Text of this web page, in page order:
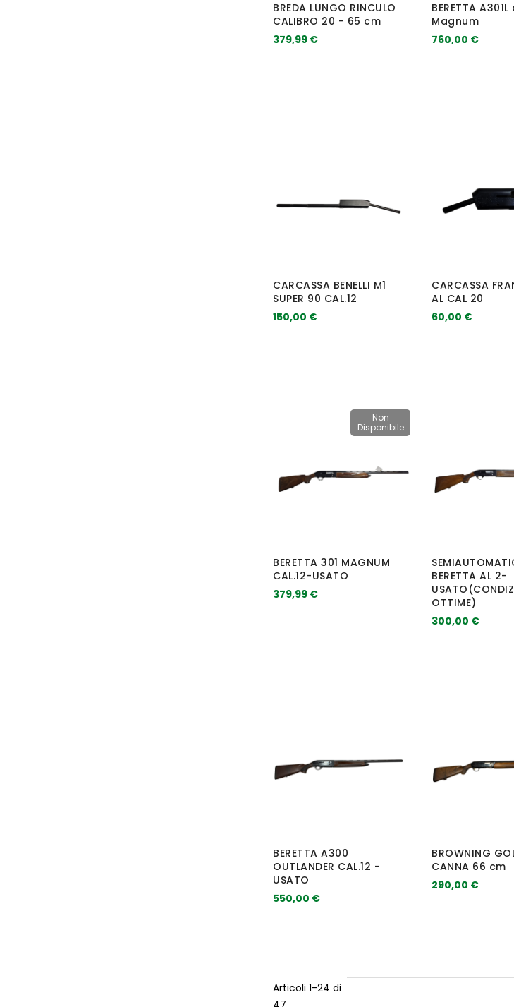
BREDA LUNGO RINCULO
CALIBRO 20 - 65 cm
379,99 €
BERETTA
Magnum
760,00 €
CARCASSA BENELLI M1
SUPER 90 CAL.12
150,00 €
CARCASSA
AL CAL 20
60,00 €
Non
Disponibile
BERETTA 301 MAGNUM
CAL.12-USATO
379,99 €
BERETTA AL 2-
OTTIME)
300,00 €
BERETTA A300
OUTLANDER CAL.12 -
USATO
550,00 €
BROWNING
CANNA 66 cm
290,00 €
Articoli 1-24 di